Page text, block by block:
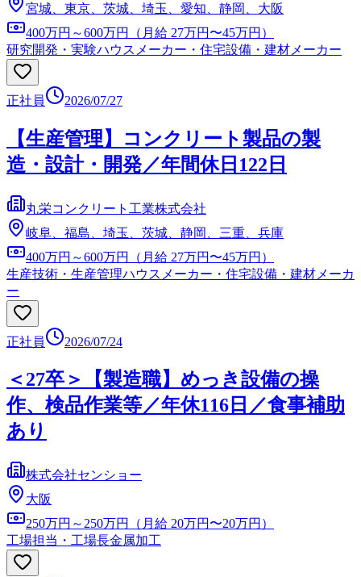
宮城、東京、茨城、埼玉、愛知、静岡、大阪
400万円～600万円（月給 27万円〜45万円）
研究開発・実験ハウスメーカー・住宅設備・建材メーカー
正社員 2026/07/27
【生産管理】コンクリート製品の製
造・設計・開発／年間休日122日
丸栄コンクリート工業株式会社
岐阜、福島、埼玉、茨城、静岡、三重、兵庫
400万円～600万円（月給 27万円〜45万円）
生産技術・生産管理ハウスメーカー・住宅設備・建材メーカ
ー
正社員 2026/07/24
＜27卒＞【製造職】めっき設備の操
作、検品作業等／年休116日／食事補助
あり
株式会社センショー
大阪
250万円～250万円（月給 20万円〜20万円）
工場担当・工場長金属加工